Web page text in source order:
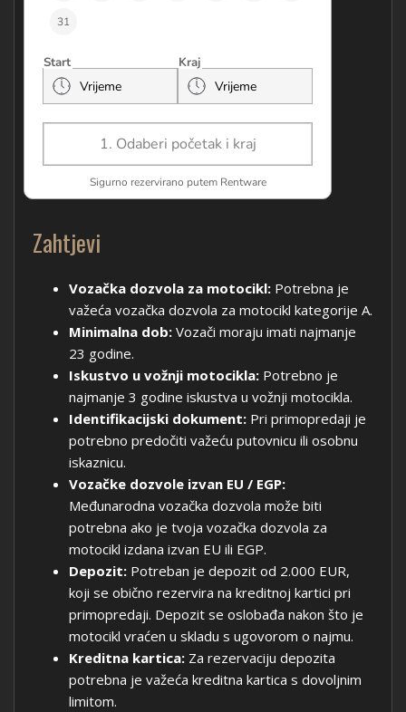
Zahtjevi
Vozačka dozvola za motocikl: Potrebna je
važeća vozačka dozvola za motocikl kategorije A.
Minimalna dob: Vozači moraju imati najmanje
23 godine.
Iskustvo u vožnji motocikla: Potrebno je
najmanje 3 godine iskustva u vožnji motocikla.
Identifikacijski dokument: Pri primopredaji je
potrebno predočiti važeću putovnicu ili osobnu
iskaznicu.
Vozačke dozvole izvan EU / EGP:
Međunarodna vozačka dozvola može biti
potrebna ako je tvoja vozačka dozvola za
motocikl izdana izvan EU ili EGP.
Depozit: Potreban je depozit od 2.000 EUR,
koji se obično rezervira na kreditnoj kartici pri
primopredaji. Depozit se oslobađa nakon što je
motocikl vraćen u skladu s ugovorom o najmu.
Kreditna kartica: Za rezervaciju depozita
potrebna je važeća kreditna kartica s dovoljnim
limitom.